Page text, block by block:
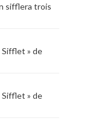
sifflera trois
» de
» de